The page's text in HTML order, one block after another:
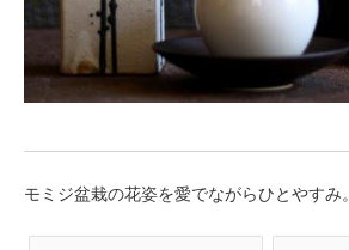
モミジ盆栽の花姿を愛でながらひとやすみ。